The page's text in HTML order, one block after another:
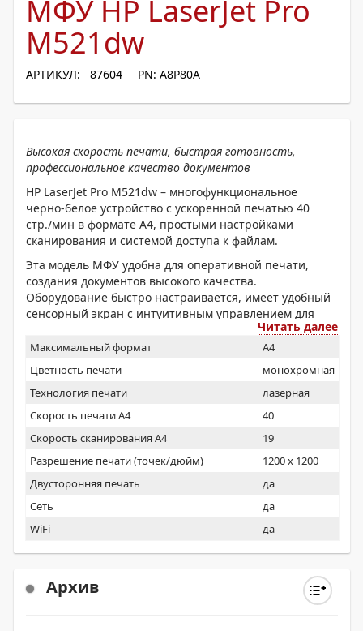
МФУ HP LaserJet Pro
M521dw
АРТИКУЛ: 87604 PN: A8P80A
Высокая скорость печати, быстрая готовность,
профессиональное качество документов
HP LaserJet Pro M521dw – многофункциональное
черно-белое устройство с ускоренной печатью 40
стр./мин в формате А4, простыми настройками
сканирования и системой доступа к файлам.
Эта модель МФУ удобна для оперативной печати,
создания документов высокого качества.
Оборудование быстро настраивается, имеет удобный
сенсорный экран с интуитивным управлением для
Читать далее
Максимальный формат
A4
Цветность печати
монохромная
Технология печати
лазерная
Скорость печати А4
40
Скорость сканирования А4
19
Разрешение печати (точек/дюйм)
1200 x 1200
Двусторонняя печать
да
Сеть
да
WiFi
да
Архив